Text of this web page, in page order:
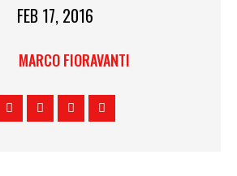
FEB 17, 2016
MARCO FIORAVANTI